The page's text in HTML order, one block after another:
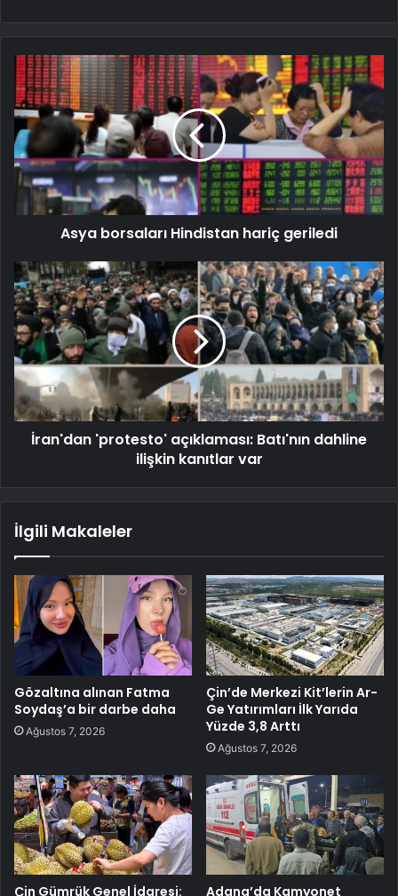
Asya borsaları Hindistan hariç geriledi
İran'dan 'protesto' açıklaması: Batı'nın dahline
ilişkin kanıtlar var
İlgili Makaleler
Gözaltına alınan Fatma
Soydaş’a bir darbe daha
Ağustos 7, 2026
Çin’de Merkezi Kit’lerin Ar-
Ge Yatırımları İlk Yarıda
Yüzde 3,8 Arttı
Ağustos 7, 2026
Çin Gümrük Genel İdaresi: Adana’da Kamyonet